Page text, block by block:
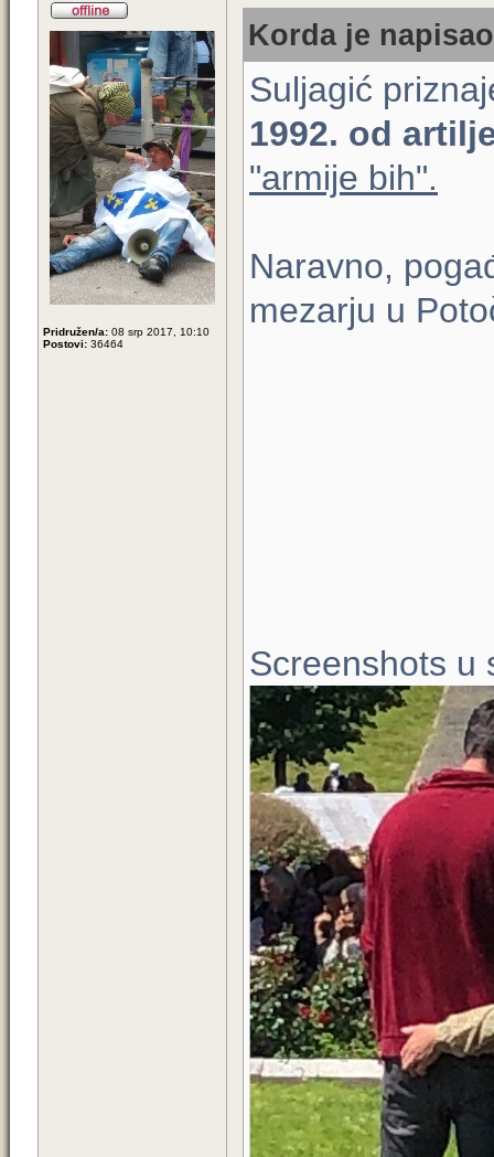
Pridružen/a: 08 srp 2017, 10:10
Postovi: 36464
Korda je
Suljagić
1992. od
"armije bih".
Naravno,
mezarju u
Screenshots u